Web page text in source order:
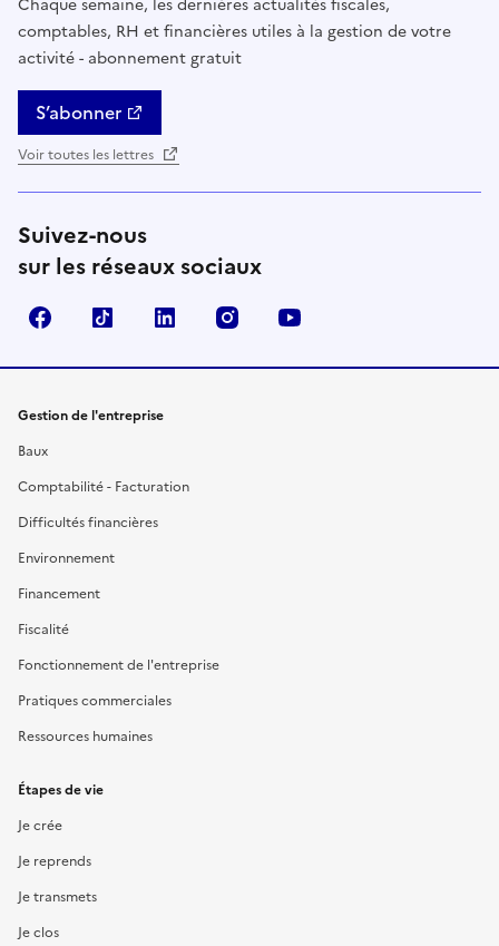
Chaque semaine, les dernières actualités fiscales,
comptables, RH et financières utiles à la gestion de votre
activité - abonnement gratuit
S’abonner
Voir toutes les lettres
Suivez-nous
sur les réseaux sociaux
FacebookTikTok Linkedin Instagram
Gestion de l'entreprise
Baux
Comptabilité - Facturation
Difficultés financières
Environnement
Financement
Fiscalité
Fonctionnement de l'entreprise
Pratiques commerciales
Ressources humaines
Étapes de vie
Je crée
Je reprends
Je transmets
Je clos